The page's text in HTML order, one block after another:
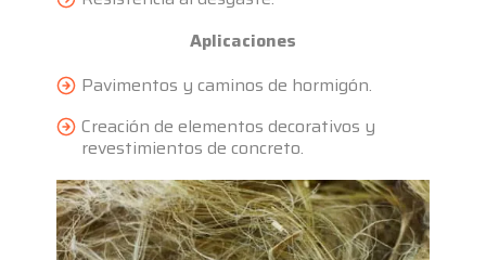
Aplicaciones
Pavimentos y caminos de hormigón.
Creación de elementos decorativos y
revestimientos de concreto.